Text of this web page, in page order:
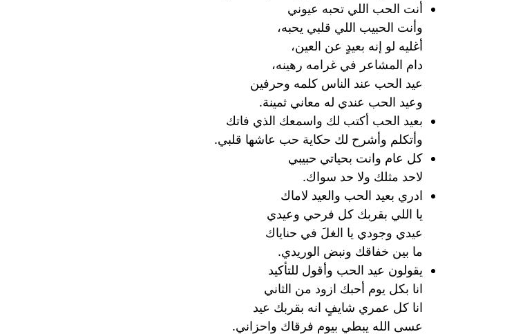
أنت الحب اللي تحبه عيوني
وأنت الحبيب اللي قلبي يحبه،
أغليه لو إنه بعيدٍ عن العين،
دام المشاعر في غرامه رهينه،
عيد الحب عند الناس كلمه وحرفين
وعيد الحب عندي له معاني ثمينة.
بعيد الحب أكتب لك واسمعك الذي فاتك
وأتكلم وأشرح لك حكاية حب عاشها قلبي.
كل عام وانت بحياتي حبيبي
لاحد مثلك ولا حد سواك.
ادري بعيد الحب والعيد لاماك
يا اللي بقربك كل فرحي وعيدي
عيدي وجودي يا الغلَ في حناياك
ما بين خفاقك ونبض الوريدي.
يقولون عيد الحب وأقول للتأكيد
انا بكل يوم أحبك ازود من الثاني
انا كل عمري شايفٍ انه بقربك عيد
عسى الله يبطي بيوم فرقاك واحزاني.